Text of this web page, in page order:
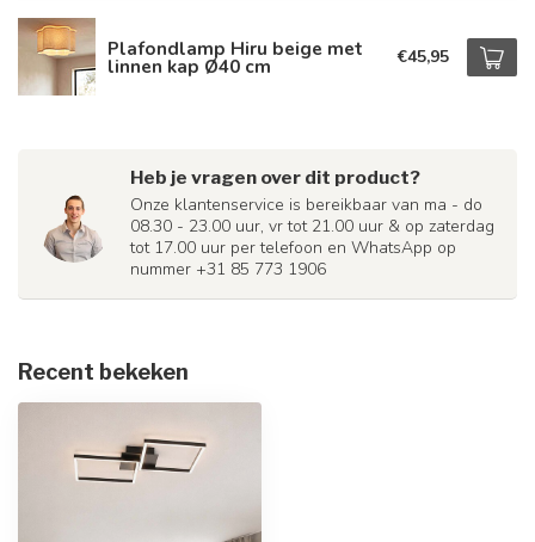
Plafondlamp Hiru beige met
linnen kap Ø40 cm €45,95
Heb je vragen over dit product?
Onze klantenservice is bereikbaar van ma - do
08.30 - 23.00 uur, vr tot 21.00 uur & op zaterdag
tot 17.00 uur per telefoon en WhatsApp op
nummer +31 85 773 1906
Recent bekeken